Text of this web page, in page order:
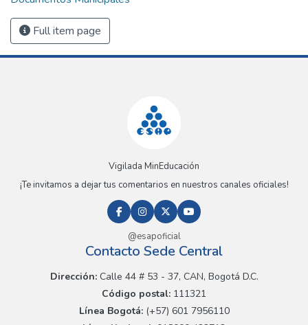
Full item page
Vigilada MinEducación
¡Te invitamos a dejar tus comentarios en nuestros canales oficiales!
@esapoficial
Contacto Sede Central
Dirección:Calle 44 # 53 - 37, CAN, Bogotá D.C.
Código postal: 111321
Línea Bogotá:(+57) 601 7956110